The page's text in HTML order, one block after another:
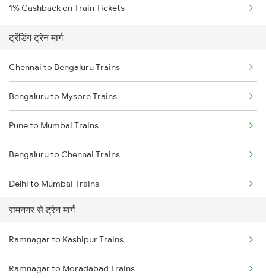
1% Cashback on Train Tickets
ट्रेंडिंग ट्रेन मार्ग
Chennai to Bengaluru Trains
Bengaluru to Mysore Trains
Pune to Mumbai Trains
Bengaluru to Chennai Trains
Delhi to Mumbai Trains
Mumbai to Pune Trains
Delhi to Jammu Trains
Mumbai to Delhi Trains
रामनगर से ट्रेन मार्ग
Ramnagar to Kashipur Trains
Ramnagar to Moradabad Trains